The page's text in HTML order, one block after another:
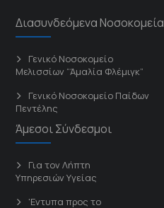
Διασυνδεόμενα Νοσοκομεία
Γενικό Νοσοκομείο
Μελισσίων “Άμαλία Φλέμιγκ”
Γενικό Νοσοκομείο Παίδων
Πεντέλης
Άμεσοι Σύνδεσμοι
Για τον Λήπτη
Υπηρεσιών Υγείας
'Εντυπα προς το